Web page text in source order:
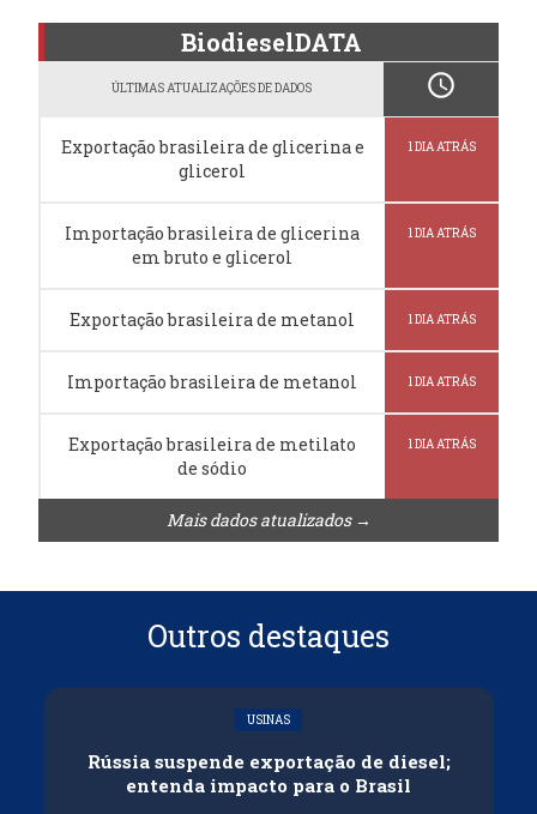
BiodieselDATA
ÚLTIMAS ATUALIZAÇÕES DE DADOS schedule
Exportação brasileira de glicerina e
glicerol
1 DIA ATRÁS
Importação brasileira de glicerina
em bruto e glicerol
1 DIA ATRÁS
Exportação brasileira de metanol 1 DIA ATRÁS
Importação brasileira de metanol 1 DIA ATRÁS
Exportação brasileira de metilato
de sódio
1 DIA ATRÁS
Mais dados atualizados →
Outros destaques
USINAS
Rússia suspende exportação de diesel;
entenda impacto para o Brasil